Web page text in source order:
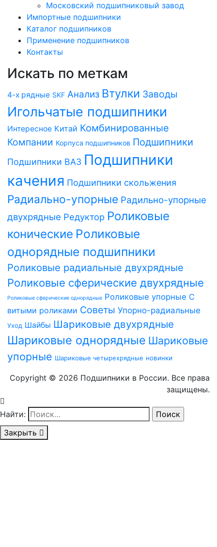
Московский подшипниковый завод
Импортные подшипники
Каталог подшипников
Применение подшипников
Контакты
Искать по меткам
4-х рядные SKF Анализ Втулки Заводы
Игольчатые подшипники
Интересное Китай Комбинированные
Компании Корпуса подшипников Подшипники
Подшипники ВАЗ Подшипники
качения Подшипники скольжения
Радиально-упорные Радильно-упорные
двухрядные Редуктор Роликовые
конические Роликовые
однорядные подшипники
Роликовые радиальные двухрядные
Роликовые сферические двухрядные
Роликовые сферические однорядные Роликовые упорные С
витыми роликами Советы Упорно-радиальные
Уход Шайбы Шариковые двухрядные
Шариковые однорядные Шариковые
упорные Шариковые четырехрядные новинки
Copyright © 2026 Подшипники в России. Все права
защищены.
Найти:
Закрыть